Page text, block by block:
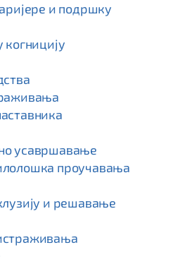
и подршку
когницију
усавршавање
проучавања
и решавање